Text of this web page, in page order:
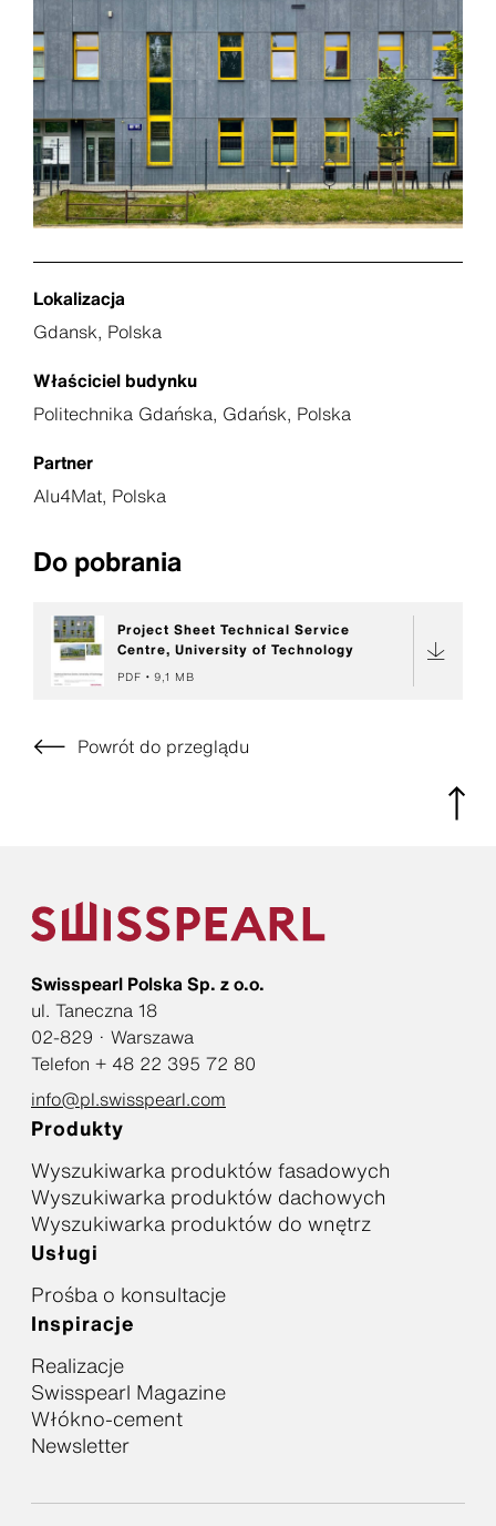
Lokalizacja
Gdansk, Polska
Właściciel budynku
Politechnika Gdańska, Gdańsk, Polska
Partner
Alu4Mat, Polska
Do pobrania
Project Sheet Technical Service
Centre, University of Technology
PDF 9,1 MB
Powrót do przeglądu
Swisspearl Polska Sp. z o.o.
ul. Taneczna 18
02-829 · Warszawa
Telefon + 48 22 395 72 80
info@pl.swisspearl.com
Produkty
Wyszukiwarka produktów fasadowych
Wyszukiwarka produktów dachowych
Wyszukiwarka produktów do wnętrz
Usługi
Prośba o konsultacje
Inspiracje
Realizacje
Swisspearl Magazine
Włókno-cement
Newsletter